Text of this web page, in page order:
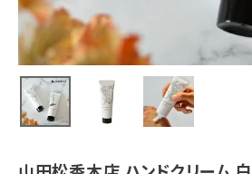
カテゴリーから探す
美容・コスメ・香水
衛生用品